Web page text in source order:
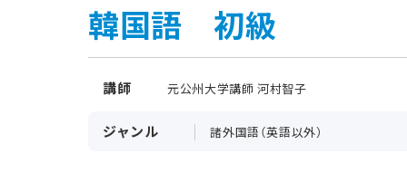
韓国語 初級
講師 元公州大学講師 河村智子
ジャンル 諸外国語（英語以外）